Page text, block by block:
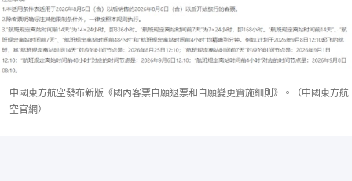
中國東方航空發布新版《國內客票自願退票和自願變更實施細則》。（中國東方航
空官網）